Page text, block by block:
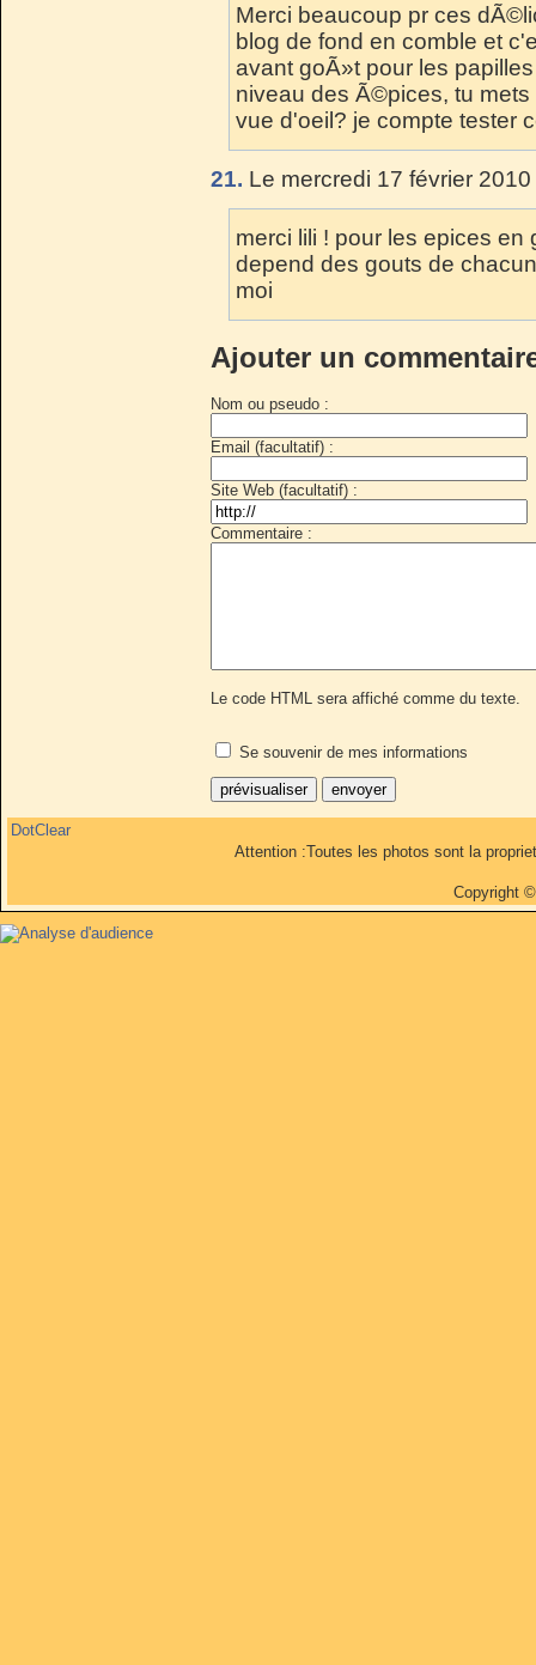
Merci beaucoup pr ces
blog de fond en comble et
avant goÃ»t pour les
niveau des Ã©pices, tu
vue d'oeil? je compte tester
21. Le mercredi 17 février
merci lili ! pour les epices
depend des gouts de
moi
Ajouter un
Nom ou pseudo :
Email (facultatif) :
Site Web (facultatif) :
Commentaire :
Le code HTML sera affiché comme du texte.
Se souvenir de mes informations
DotClear
Attention :Toutes les photos sont la
Copyright